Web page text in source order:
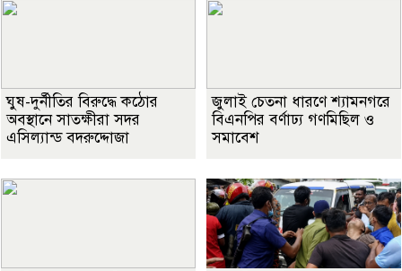
ঘুষ-দুর্নীতির বিরুদ্ধে কঠোর
অবস্থানে সাতক্ষীরা সদর
এসিল্যান্ড বদরুদ্দোজা
জুলাই চেতনা ধারণে শ্যামনগরে
বিএনপির বর্ণাঢ্য গণমিছিল ও
সমাবেশ